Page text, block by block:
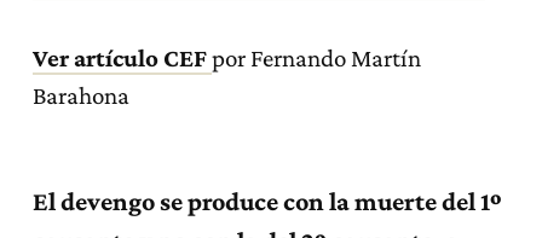
Ver artículo CEFpor Fernando Martín
Barahona
El devengo se produce con la muerte del 1º